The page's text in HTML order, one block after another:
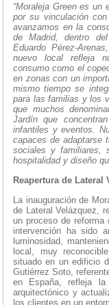
“Moraleja Green es un
por su vinculación
avanzamos en la
de Madrid, dentro
Eduardo Pérez-
nuevo local refleja
consumo como el
en zonas con un
mismo tiempo se
para las familias y los
que muchos
Jardín que
infantiles y eventos.
capaces de adaptarse
sociales y familiares,
hospitalidad y diseño
Reapertura de Lateral
La inauguración de
de Lateral Velázquez,
un proceso de
intervención ha sido
luminosidad,
local, muy
situado en un edificio
Gutiérrez Soto,
en España, refleja la
arquitectónico y
los clientes en un